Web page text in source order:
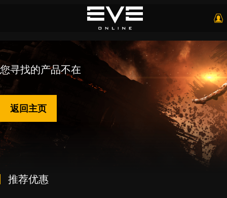
您寻找的产品不在
返回主页
推荐优惠